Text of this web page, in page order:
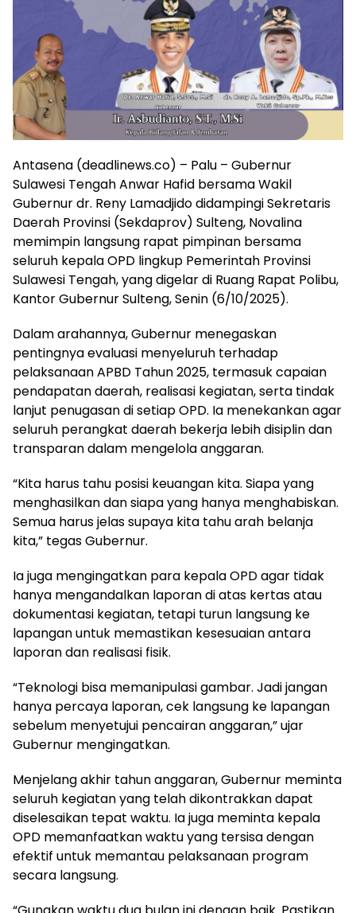
Antasena (deadlinews.co) – Palu – Gubernur
Sulawesi Tengah Anwar Hafid bersama Wakil
Gubernur dr. Reny Lamadjido didampingi Sekretaris
Daerah Provinsi (Sekdaprov) Sulteng, Novalina
memimpin langsung rapat pimpinan bersama
seluruh kepala OPD lingkup Pemerintah Provinsi
Sulawesi Tengah, yang digelar di Ruang Rapat Polibu,
Kantor Gubernur Sulteng, Senin (6/10/2025).
Dalam arahannya, Gubernur menegaskan
pentingnya evaluasi menyeluruh terhadap
pelaksanaan APBD Tahun 2025, termasuk capaian
pendapatan daerah, realisasi kegiatan, serta tindak
lanjut penugasan di setiap OPD. Ia menekankan agar
seluruh perangkat daerah bekerja lebih disiplin dan
transparan dalam mengelola anggaran.
“Kita harus tahu posisi keuangan kita. Siapa yang
menghasilkan dan siapa yang hanya menghabiskan.
Semua harus jelas supaya kita tahu arah belanja
kita,” tegas Gubernur.
Ia juga mengingatkan para kepala OPD agar tidak
hanya mengandalkan laporan di atas kertas atau
dokumentasi kegiatan, tetapi turun langsung ke
lapangan untuk memastikan kesesuaian antara
laporan dan realisasi fisik.
“Teknologi bisa memanipulasi gambar. Jadi jangan
hanya percaya laporan, cek langsung ke lapangan
sebelum menyetujui pencairan anggaran,” ujar
Gubernur mengingatkan.
Menjelang akhir tahun anggaran, Gubernur meminta
seluruh kegiatan yang telah dikontrakkan dapat
diselesaikan tepat waktu. Ia juga meminta kepala
OPD memanfaatkan waktu yang tersisa dengan
efektif untuk memantau pelaksanaan program
secara langsung.